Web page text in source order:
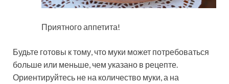
Приятного аппетита!
Будьте готовы к тому, что муки может потребоваться
больше или меньше, чем указано в рецепте.
Ориентируйтесь не на количество муки, а на